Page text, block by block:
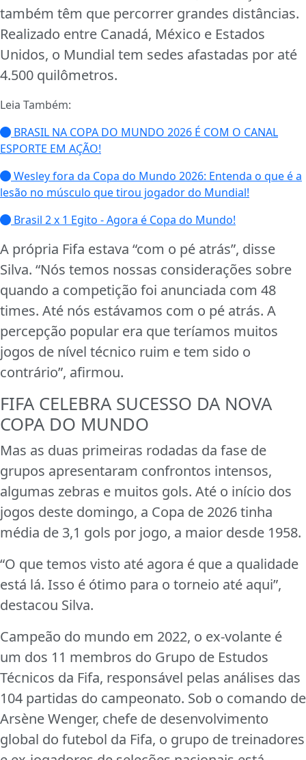
também têm que percorrer grandes distâncias.
Realizado entre Canadá, México e Estados
Unidos, o Mundial tem sedes afastadas por até
4.500 quilômetros.
Leia Também:
BRASIL NA COPA DO MUNDO 2026 É COM O CANAL
ESPORTE EM AÇÃO!
Wesley fora da Copa do Mundo 2026: Entenda o que é a
lesão no músculo que tirou jogador do Mundial!
Brasil 2 x 1 Egito - Agora é Copa do Mundo!
A própria Fifa estava “com o pé atrás”, disse
Silva. “Nós temos nossas considerações sobre
quando a competição foi anunciada com 48
times. Até nós estávamos com o pé atrás. A
percepção popular era que teríamos muitos
jogos de nível técnico ruim e tem sido o
contrário”, afirmou.
FIFA CELEBRA SUCESSO DA NOVA
COPA DO MUNDO
Mas as duas primeiras rodadas da fase de
grupos apresentaram confrontos intensos,
algumas zebras e muitos gols. Até o início dos
jogos deste domingo, a Copa de 2026 tinha
média de 3,1 gols por jogo, a maior desde 1958.
“O que temos visto até agora é que a qualidade
está lá. Isso é ótimo para o torneio até aqui”,
destacou Silva.
Campeão do mundo em 2022, o ex-volante é
um dos 11 membros do Grupo de Estudos
Técnicos da Fifa, responsável pelas análises das
104 partidas do campeonato. Sob o comando de
Arsène Wenger, chefe de desenvolvimento
global do futebol da Fifa, o grupo de treinadores